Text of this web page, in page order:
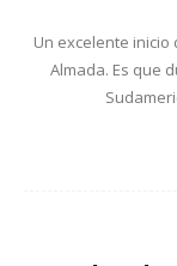
Un excelente
Almada. Es que